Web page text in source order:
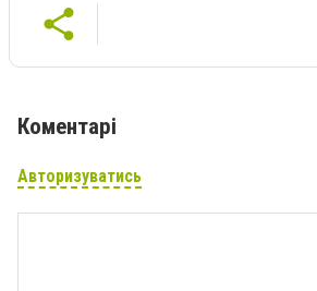
Коментарі
Авторизуватись